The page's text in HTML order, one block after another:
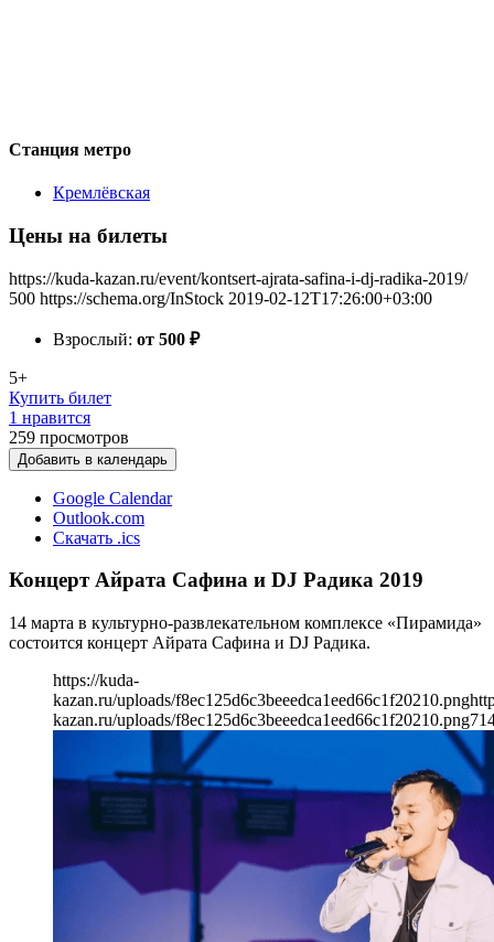
Станция метро
Кремлёвская
Цены на билеты
https://kuda-kazan.ru/event/kontsert-ajrata-safina-i-dj-radika-2019/
500 https://schema.org/InStock 2019-02-12T17:26:00+03:00
Взрослый: от 500 ₽
5+
Купить билет
1 нравится
259 просмотров
Добавить в календарь
Google Calendar
Outlook.com
Скачать .ics
Концерт Айрата Сафина и DJ Радика 2019
14 марта в культурно-развлекательном комплексе «Пирамида»
состоится концерт Айрата Сафина и DJ Радика.
https://kuda-
kazan.ru/uploads/f8ec125d6c3beeedca1eed66c1f20210.png
kazan.ru/uploads/f8ec125d6c3beeedca1eed66c1f20210.png